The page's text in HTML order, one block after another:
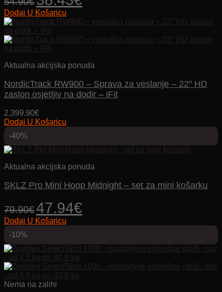
cijena
bila
je:
54.90€.
cijena
38.43€.
Dodaj U Košaricu
Aktualna akcijska ponuda
NordicTrack RW900 – Sprava za veslanje – 22″ HD
zaslon osjetljiv na dodir – iFit
2,399.90€
Dodaj U Košaricu
-40%
Aktualna akcijska ponuda
SKLZ Pro Mini Hoop Midnight – set za mini košarku
79.90€
Izvorna
cijena
bila
47.94€cijena
Dodaj U Košaricu
-10%
Nema na zalihi